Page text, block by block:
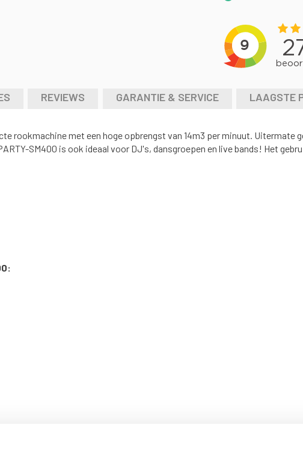
REVIEWS GARANTIE & SERVICE LAAGSTE
rookmachine met een hoge opbrengst van 14m3 per minuut.
SM400 is ook ideaal voor DJ's, dansgroepen en live bands! Het
: